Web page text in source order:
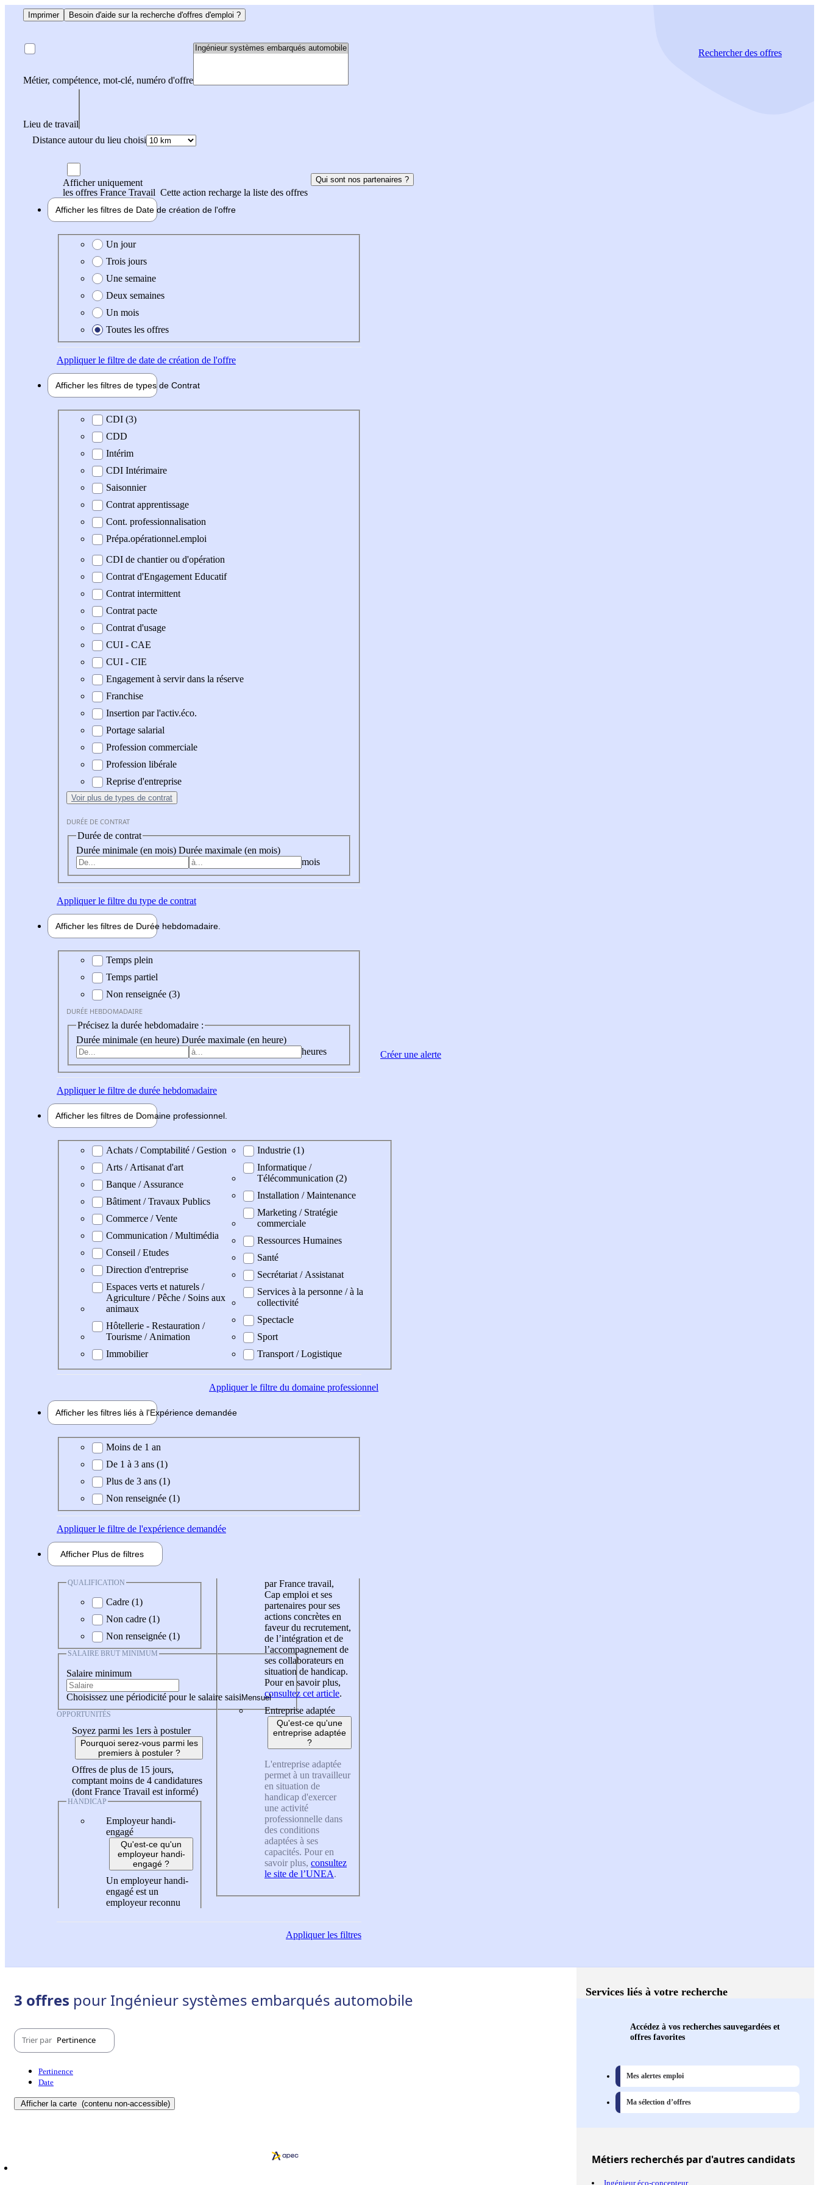
Imprimer Besoin d'aide sur la recherche d'offres d'emploi ?
Métier, compétence, mot-clé, numéro d'offre
Lieu de travail
Distance autour du lieu choisi
Rechercherdes offres
Afficher uniquement
les offres France Travail Cette action recharge la liste des offres
Qui sont nos partenaires ?
Afficher les filtres de Date de création de l'offre
Date de création de l'offre
Un jour
Trois jours
Une semaine
Deux semaines
Un mois
Toutes les offres
Appliquerle filtre de date de création de l'offre
Afficher les filtres de types de Contrat
Type de contrat
CDI (3)
CDD
Intérim
CDI Intérimaire
Saisonnier
Contrat apprentissage
Cont. professionnalisation
Prépa.opérationnel.emploi
CDI de chantier ou d'opération
Contrat d'Engagement Educatif
Contrat intermittent
Contrat pacte
Contrat d'usage
CUI - CAE
CUI - CIE
Engagement à servir dans la réserve
Franchise
Insertion par l'activ.éco.
Portage salarial
Profession commerciale
Profession libérale
Reprise d'entreprise
Voir plus de types de contrat
DURÉE DE CONTRAT
Durée de contrat
Durée minimale (en mois) Durée maximale (en mois)
mois
Appliquerle filtre du type de contrat
Afficher les filtres de Durée hebdomadaire
Durée hebdomadaire
Temps plein
Temps partiel
Non renseignée (3)
DURÉE HEBDOMADAIRE
Précisez la durée hebdomadaire :
Durée minimale (en heure) Durée maximale (en heure)
heures
Appliquerle filtre de durée hebdomadaire
Afficher les filtres de Domaine professionnel
Domaine professionel
Achats / Comptabilité / Gestion
Arts / Artisanat d'art
Banque / Assurance
Bâtiment / Travaux Publics
Commerce / Vente
Communication / Multimédia
Conseil / Etudes
Direction d'entreprise
Espaces verts et naturels /
Agriculture / Pêche / Soins aux
animaux
Hôtellerie - Restauration /
Tourisme / Animation
Immobilier
Industrie (1)
Informatique /
Télécommunication (2)
Installation / Maintenance
Marketing / Stratégie
commerciale
Ressources Humaines
Santé
Secrétariat / Assistanat
Services à la personne / à la
collectivité
Spectacle
Sport
Transport / Logistique
Appliquerle filtre du domaine professionnel
Afficher les filtres liés à l'Expérience demandée
Expérience demandée
Moins de 1 an
De 1 à 3 ans (1)
Plus de 3 ans (1)
Non renseignée (1)
Appliquerle filtre de l'expérience demandée
Afficher Plus de filtres
QUALIFICATION
Cadre (1)
Non cadre (1)
Non renseignée (1)
SALAIRE BRUT MINIMUM
Salaire minimum
Choisissez une périodicité pour le salaire saisi
OPPORTUNITÉS
Soyez parmi les 1ers à postuler
Pourquoi serez-vous parmi les
premiers à postuler ?
Offres de plus de 15 jours,
comptant moins de 4 candidatures
(dont France Travail est informé)
HANDICAP
Employeur handi-
engagé
Qu'est-ce qu'un
employeur handi-
engagé ?
Un employeur handi-
engagé est un
employeur reconnu
par France travail,
Cap emploi et ses
partenaires pour ses
actions concrètes en
faveur du recrutement,
de l’intégration et de
l’accompagnement de
ses collaborateurs en
situation de handicap.
Pour en savoir plus,
consultez cet article.
Entreprise adaptée
Qu'est-ce qu'une
entreprise adaptée
?
L'entreprise adaptée
permet à un travailleur
en situation de
handicap d'exercer
une activité
professionnelle dans
des conditions
adaptées à ses
capacités. Pour en
savoir plus, consultez
le site de l’UNEA.
Appliquerles filtres
Créer une alerte
3 offres pour Ingénieur systèmes embarqués automobile
Trier par Pertinence
Pertinence
Date
Afficher la carte (contenu non-accessible)
Services liés à votre recherche
Accédez à vos recherches sauvegardées et
offres favorites
Mes alertes emploi
Ma sélection d’offres
Métiers recherchés par d'autres candidats
Ingénieur éco-concepteur